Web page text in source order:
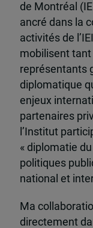
de Montréal
ancré dans la
activités de
mobilisent
représentants
diplomatique
enjeux
partenaires
l’Institut
« diplomatie
politiques
national et
Ma
directement